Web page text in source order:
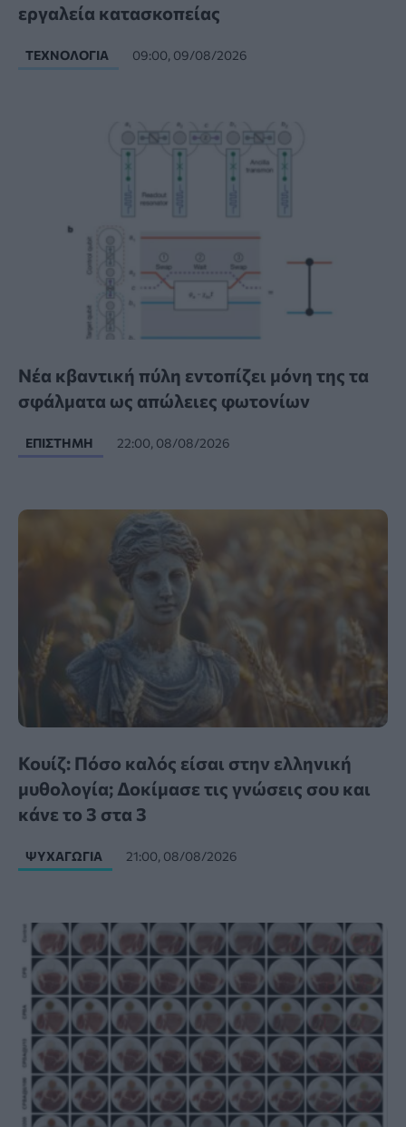
εργαλεία κατασκοπείας
ΤΕΧΝΟΛΟΓΊΑ 09:00, 09/08/2026
Νέα κβαντική πύλη εντοπίζει μόνη της τα
σφάλματα ως απώλειες φωτονίων
ΕΠΙΣΤΉΜΗ 22:00, 08/08/2026
Κουίζ: Πόσο καλός είσαι στην ελληνική
μυθολογία; Δοκίμασε τις γνώσεις σου και
κάνε το 3 στα 3
ΨΥΧΑΓΩΓΊΑ 21:00, 08/08/2026